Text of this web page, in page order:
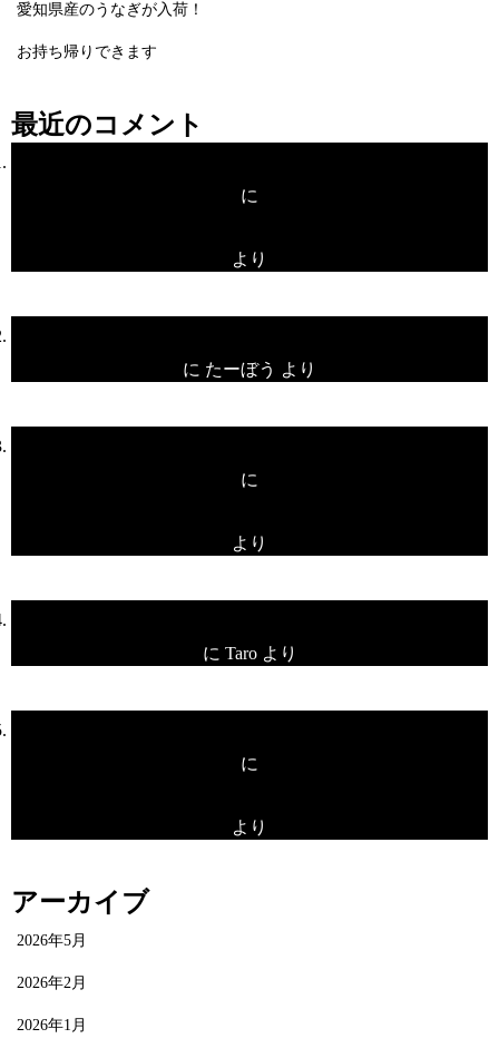
愛知県産のうなぎが入荷！
お持ち帰りできます
最近のコメント
に
より
に たーぼう より
に
より
に Taroより
に
より
アーカイブ
2026年5月
2026年2月
2026年1月